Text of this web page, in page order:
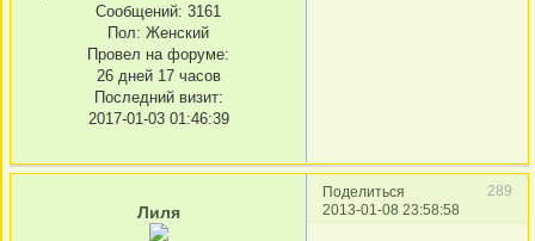
Сообщений: 3161
Пол: Женский
Провел на форуме:
26 дней 17 часов
Последний визит:
2017-01-03 01:46:39
Поделиться
289
2013-01-08 23:58:58
Лиля